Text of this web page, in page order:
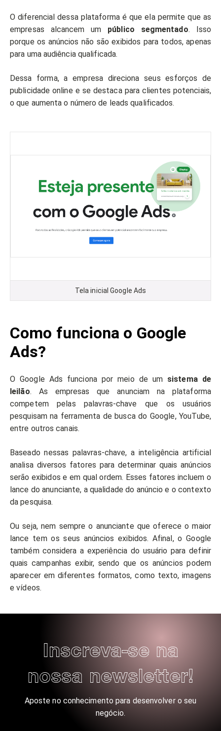
O diferencial dessa plataforma é que ela permite que as
empresas alcancem um público segmentado. Isso
porque os anúncios não são exibidos para todos, apenas
para uma audiência qualificada.
Dessa forma, a empresa direciona seus esforços de
publicidade online e se destaca para clientes potenciais,
o que aumenta o número de leads qualificados.
Tela inicial Google Ads
Como funciona o Google
Ads?
O Google Ads funciona por meio de um sistema de
leilão. As empresas que anunciam na plataforma
competem pelas palavras-chave que os usuários
pesquisam na ferramenta de busca do Google, YouTube,
entre outros canais.
Baseado nessas palavras-chave, a inteligência artificial
analisa diversos fatores para determinar quais anúncios
serão exibidos e em qual ordem. Esses fatores incluem o
lance do anunciante, a qualidade do anúncio e o contexto
da pesquisa.
Ou seja, nem sempre o anunciante que oferece o maior
lance tem os seus anúncios exibidos. Afinal, o Google
também considera a experiência do usuário para definir
quais campanhas exibir, sendo que os anúncios podem
aparecer em diferentes formatos, como texto, imagens
e vídeos.
Inscreva-se na
nossa newsletter!
Aposte no conhecimento para desenvolver o seu
negócio.